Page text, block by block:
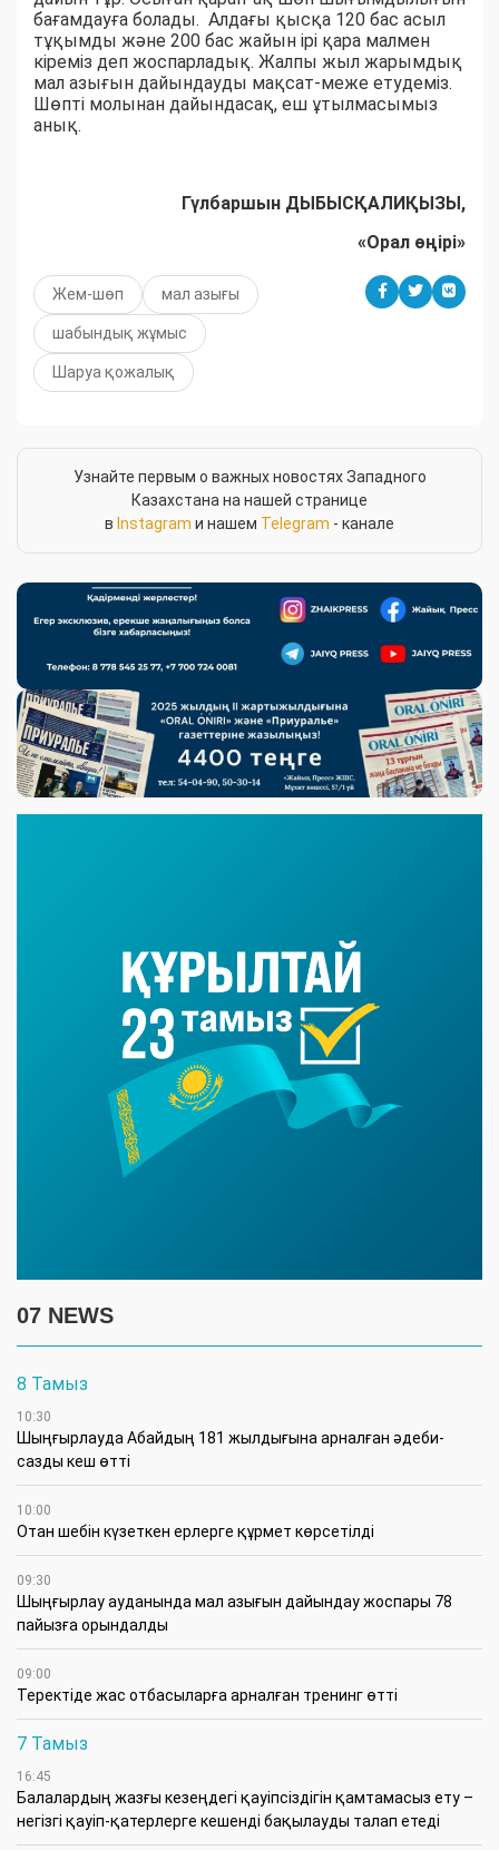
бағамдауға болады. Алдағы қысқа 120 бас асыл
тұқымды және 200 бас жайын ірі қара малмен
кіреміз деп жоспарладық. Жалпы жыл жарымдық
мал азығын дайындауды мақсат-меже етудеміз.
Шөпті молынан дайындасақ, еш ұтылмасымыз
анық.
Гүлбаршын ДЫБЫСҚАЛИҚЫЗЫ,
«Орал өңірі»
Жем-шөп мал азығы
шабындық жұмыс
Шаруа қожалық
Узнайте первым о важных новостях Западного
Казахстана на нашей странице
в Instagram и нашем Telegram - канале
07 NEWS
8 Тамыз
10:30
Шыңғырлауда Абайдың 181 жылдығына арналған әдеби-
сазды кеш өтті
10:00
Отан шебін күзеткен ерлерге құрмет көрсетілді
09:30
​Шыңғырлау ауданында мал азығын дайындау жоспары 78
пайызға орындалды
09:00
​Теректіде жас отбасыларға арналған тренинг өтті
7 Тамыз
16:45
Балалардың жазғы кезеңдегі қауіпсіздігін қамтамасыз ету –
негізгі қауіп-қатерлерге кешенді бақылауды талап етеді